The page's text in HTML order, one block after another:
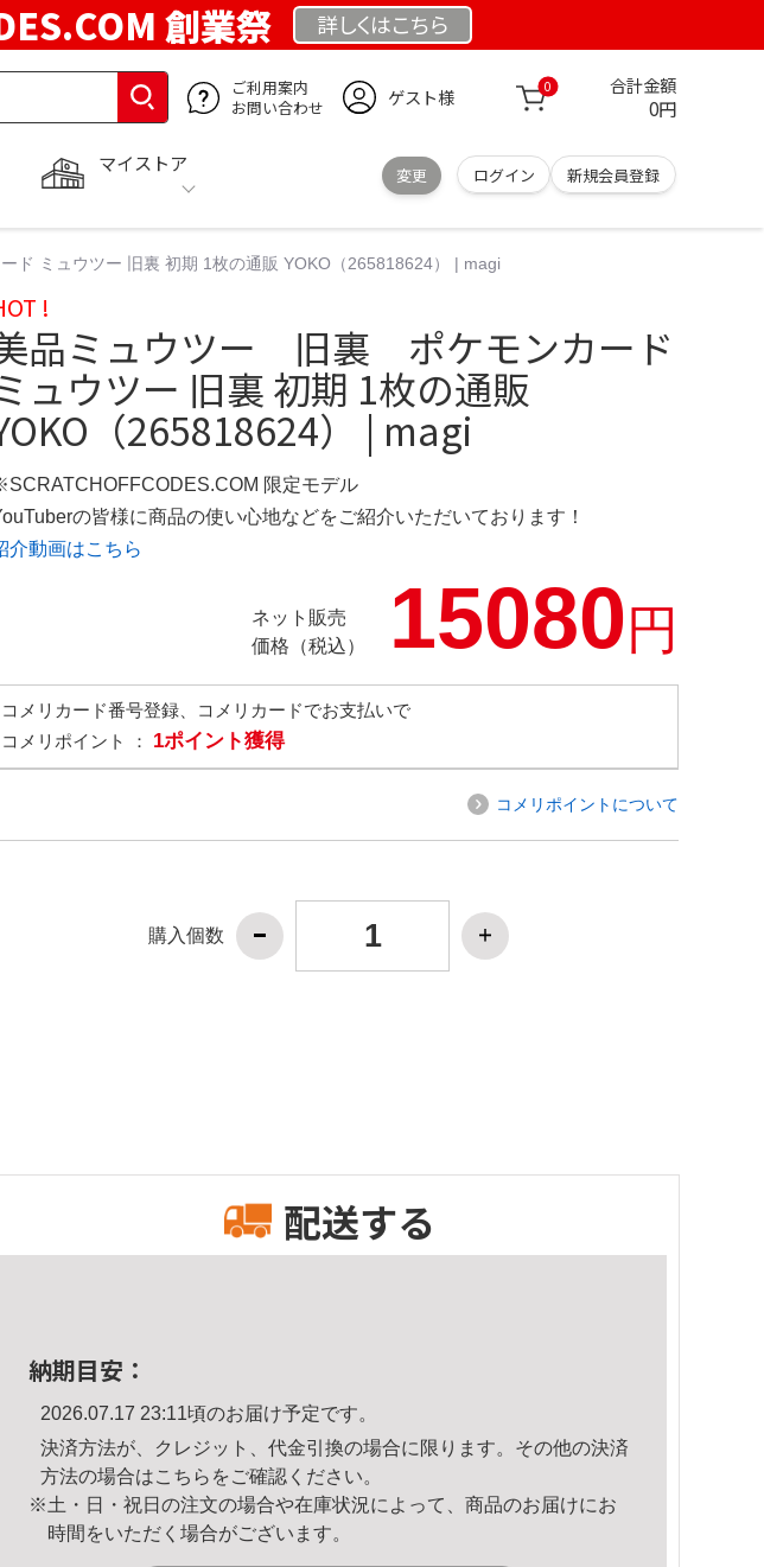
創業祭 詳しくはこちら
ご利用案内
お問い合わせ
ゲスト様 0 合計金額
0円
マイストア
変更 ログイン 新規会員登録
ミュウツー 旧裏 初期 1枚の通販 YOKO（265818624） | magi
!
品ミュウツー 旧裏 ポケモンカード
ュウツー 旧裏 初期 1枚の通販
（265818624） | magi
限定モデル
の皆様に商品の使い心地などをご紹介いただいております！
介動画はこちら
ネット販売
価格（税込）
15080円
コメリカード番号登録、コメリカードでお支払いで
コメリポイント ： 1ポイント獲得
コメリポイントについて
購入個数
配送する
納期目安：
2026.07.17 23:11頃のお届け予定です。
決済方法が、クレジット、代金引換の場合に限ります。その他の決済
方法の場合はこちら をご確認ください。
※土・日・祝日の注文の場合や在庫状況によって、商品のお届けにお
時間をいただく場合がございます。